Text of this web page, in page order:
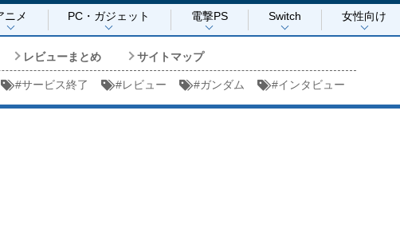
ニメ PC・ガジェット 電撃PS Switch 女性向け
レビューまとめ サイトマップ
#サービス終了 #レビュー #ガンダム #インタビュー